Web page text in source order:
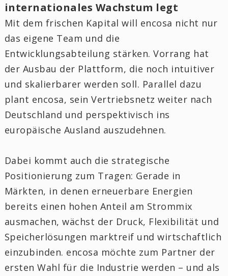
internationales Wachstum legt
Mit dem frischen Kapital will encosa nicht nur
das eigene Team und die
Entwicklungsabteilung stärken. Vorrang hat
der Ausbau der Plattform, die noch intuitiver
und skalierbarer werden soll. Parallel dazu
plant encosa, sein Vertriebsnetz weiter nach
Deutschland und perspektivisch ins
europäische Ausland auszudehnen.
Dabei kommt auch die strategische
Positionierung zum Tragen: Gerade in
Märkten, in denen erneuerbare Energien
bereits einen hohen Anteil am Strommix
ausmachen, wächst der Druck, Flexibilität und
Speicherlösungen marktreif und wirtschaftlich
einzubinden. encosa möchte zum Partner der
ersten Wahl für die Industrie werden – und als